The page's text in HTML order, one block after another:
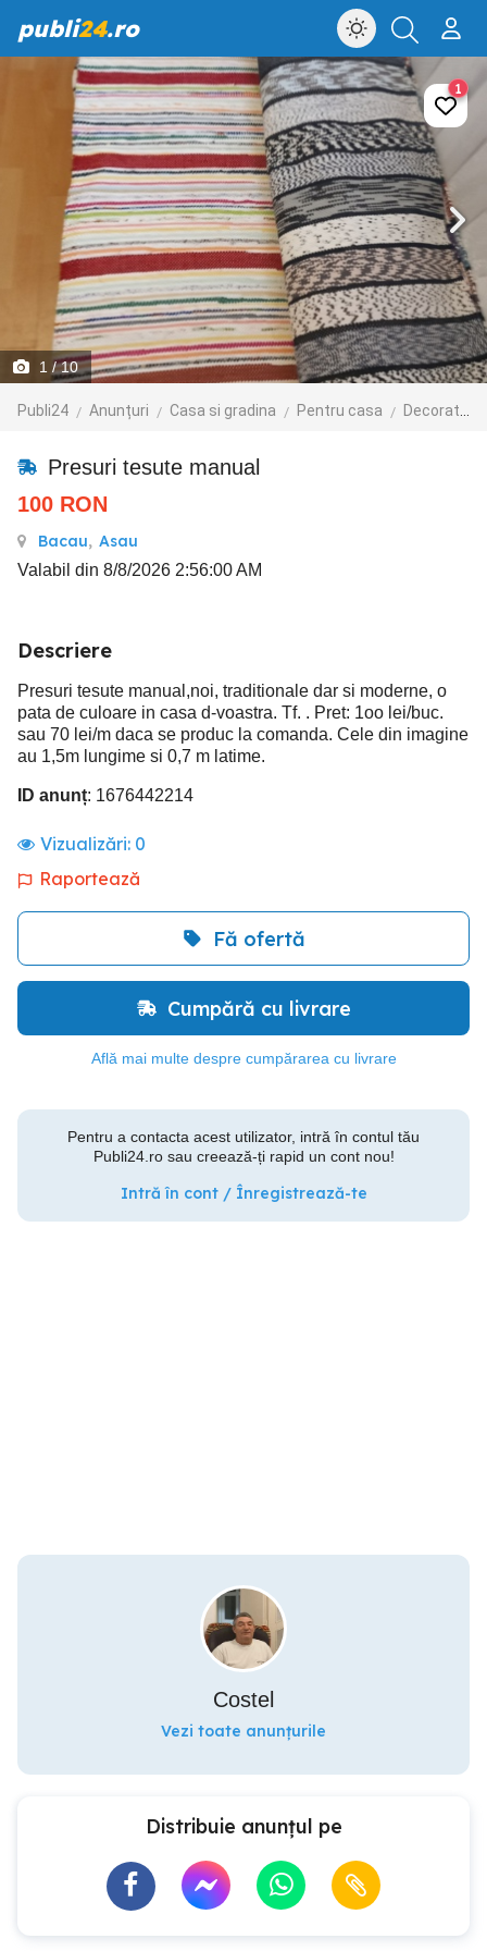
publi24.ro
1 / 10
Publi24 Anunțuri Casa si gradina Pentru casa Decoratiuni interioare
1
Presuri tesute manual
100 RON
Bacau, Asau
Valabil din 8/8/2026 2:56:00 AM
Descriere
Presuri tesute manual,noi, traditionale dar si moderne, o
pata de culoare in casa d-voastra. Tf. . Pret: 1oo lei/buc.
sau 70 lei/m daca se produc la comanda. Cele din imagine
au 1,5m lungime si 0,7 m latime.
ID anunț: 1676442214
Vizualizări: 0
Raportează
Fă ofertă
Cumpără cu livrare
Află mai multe despre cumpărarea cu livrare
Pentru a contacta acest utilizator, intră în contul tău
Publi24.ro sau creează-ți rapid un cont nou!
Intră în cont / Înregistrează-te
Costel
Vezi toate anunțurile
Distribuie anunțul pe